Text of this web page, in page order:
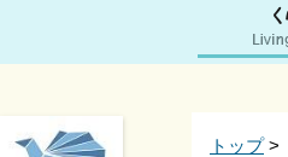
トップ>